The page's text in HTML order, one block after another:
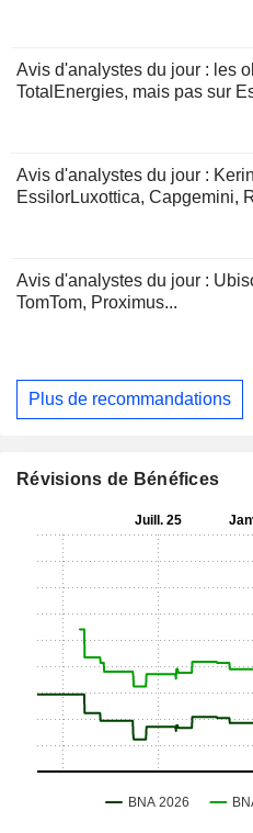
Avis d'analystes du jour : les
TotalEnergies, mais pas sur
Avis d'analystes du jour :
EssilorLuxottica, Capgemini,
Avis d'analystes du jour :
TomTom, Proximus...
Plus de recommandations
Révisions de Bénéfices